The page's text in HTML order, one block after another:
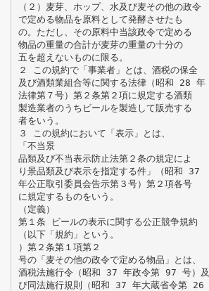
（２）麦芽、ホップ、水及び麦その他の政令
で定める物品を原料として発酵させたも
の。ただし、その原料中当該政令で定める
物品の重量の合計が麦芽の重量の十分の
五を超えないものに限る。
２ この規約で「事業者」とは、酒税の保全
及び酒類業組合等に関する法律（昭和 28 年
法律第７号）第２条第２項に規定する酒類
製造業者のうちビールを製造して販売する
者をいう。
３ この規約において「表示」とは、
「不当景
品類及び不当表示防止法第２条の規定によ
り景品類及び表示を指定する件」（昭和 37
年公正取引委員会告示第３号）第２項各号
に規定するものをいう。
（定義）
第１条 ビールの表示に関する公正競争規約
（以下「規約」という。
）第２条第１項第２
号の「麦その他の政令で定める物品」とは、
酒税法施行令（昭和 37 年政令第 97 号）及
び同法施行規則（昭和 37 年大蔵省令第 26